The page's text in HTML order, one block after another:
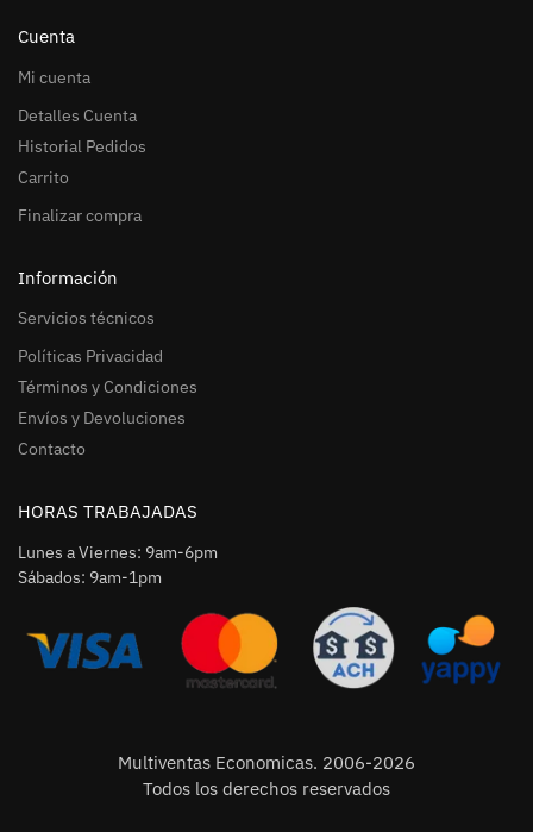
Cuenta
Mi cuenta
Detalles Cuenta
Historial Pedidos
Carrito
Finalizar compra
Información
Servicios técnicos
Políticas Privacidad
Términos y Condiciones
Envíos y Devoluciones
Contacto
HORAS TRABAJADAS
Lunes a Viernes: 9am-6pm
Sábados: 9am-1pm
Multiventas Economicas. 2006-2026
Todos los derechos reservados